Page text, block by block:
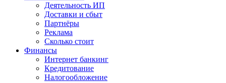
Деятельность ИП
Доставки и сбыт
Партнёры
Реклама
Сколько стоит
Финансы
Интернет банкинг
Кредитование
Налогообложение